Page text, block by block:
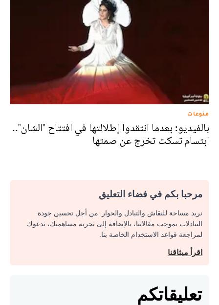
منوعات
بالفيديو: بعدما انتقدوا إطلالتها في افتتاح "الشان"..
ابتسام تسكت تخرج عن صمتها
مرحبا بكم في فضاء التعليق
نريد مساحة للنقاش والتبادل والحوار. من أجل تحسين جودة
التبادلات بموجب مقالاتنا، بالإضافة إلى تجربة مساهمتك، ندعوك
لمراجعة قواعد الاستخدام الخاصة بنا.
اقرأ ميثاقنا
تعليقاتكم